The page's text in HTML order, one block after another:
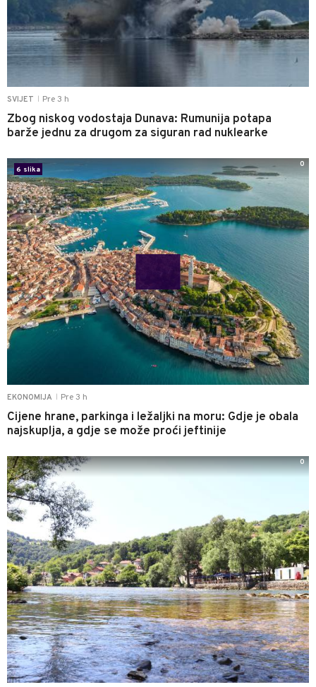
SVIJET Pre 3 h
Zbog niskog vodostaja Dunava: Rumunija potapa
barže jednu za drugom za siguran rad nuklearke
EKONOMIJA Pre 3 h
Cijene hrane, parkinga i ležaljki na moru: Gdje je obala
najskuplja, a gdje se može proći jeftinije
6 slika
0
0